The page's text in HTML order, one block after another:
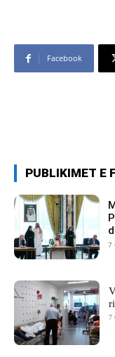
Facebook
PUBLIKIMET E
7
7